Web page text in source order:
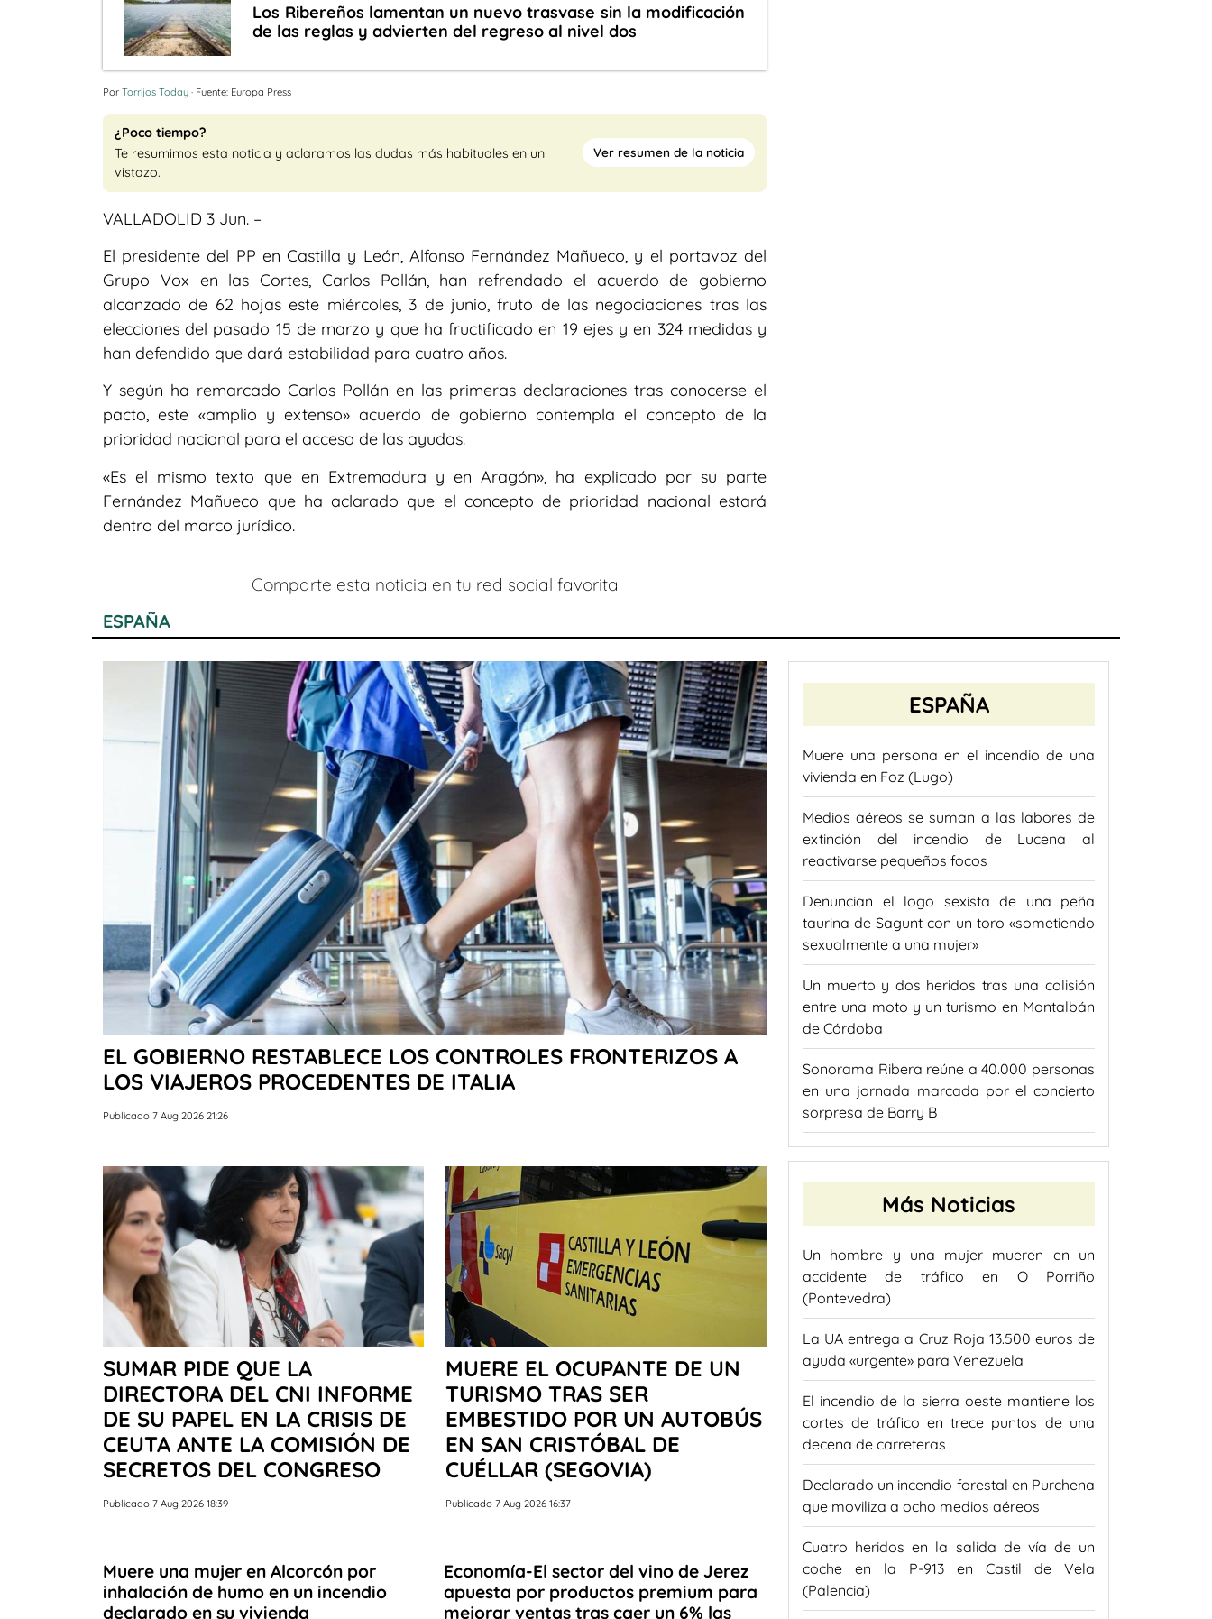
Los Ribereños lamentan un nuevo trasvase sin la modificación
de las reglas y advierten del regreso al nivel dos
Por Torrijos Today · Fuente: Europa Press
¿Poco tiempo?
Te resumimos esta noticia y aclaramos las dudas más habituales en un
vistazo.
Ver resumen de la noticia
VALLADOLID 3 Jun. –
El presidente del PP en Castilla y León, Alfonso Fernández Mañueco, y el portavoz del
Grupo Vox en las Cortes, Carlos Pollán, han refrendado el acuerdo de gobierno
alcanzado de 62 hojas este miércoles, 3 de junio, fruto de las negociaciones tras las
elecciones del pasado 15 de marzo y que ha fructificado en 19 ejes y en 324 medidas y
han defendido que dará estabilidad para cuatro años.
Y según ha remarcado Carlos Pollán en las primeras declaraciones tras conocerse el
pacto, este «amplio y extenso» acuerdo de gobierno contempla el concepto de la
prioridad nacional para el acceso de las ayudas.
«Es el mismo texto que en Extremadura y en Aragón», ha explicado por su parte
Fernández Mañueco que ha aclarado que el concepto de prioridad nacional estará
dentro del marco jurídico.
Comparte esta noticia en tu red social favorita
ESPAÑA
EL GOBIERNO RESTABLECE LOS CONTROLES FRONTERIZOS A
LOS VIAJEROS PROCEDENTES DE ITALIA
Publicado 7 Aug 2026 21:26
SUMAR PIDE QUE LA
DIRECTORA DEL CNI INFORME
DE SU PAPEL EN LA CRISIS DE
CEUTA ANTE LA COMISIÓN DE
SECRETOS DEL CONGRESO
Publicado 7 Aug 2026 18:39
MUERE EL OCUPANTE DE UN
TURISMO TRAS SER
EMBESTIDO POR UN AUTOBÚS
EN SAN CRISTÓBAL DE
CUÉLLAR (SEGOVIA)
Publicado 7 Aug 2026 16:37
Muere una mujer en Alcorcón por
inhalación de humo en un incendio
declarado en su vivienda
Economía-El sector del vino de Jerez
apuesta por productos premium para
mejorar ventas tras caer un 6% las
ESPAÑA
Muere una persona en el incendio de una
vivienda en Foz (Lugo)
Medios aéreos se suman a las labores de
extinción del incendio de Lucena al
reactivarse pequeños focos
Denuncian el logo sexista de una peña
taurina de Sagunt con un toro «sometiendo
sexualmente a una mujer»
Un muerto y dos heridos tras una colisión
entre una moto y un turismo en Montalbán
de Córdoba
Sonorama Ribera reúne a 40.000 personas
en una jornada marcada por el concierto
sorpresa de Barry B
Más Noticias
Un hombre y una mujer mueren en un
accidente de tráfico en O Porriño
(Pontevedra)
La UA entrega a Cruz Roja 13.500 euros de
ayuda «urgente» para Venezuela
El incendio de la sierra oeste mantiene los
cortes de tráfico en trece puntos de una
decena de carreteras
Declarado un incendio forestal en Purchena
que moviliza a ocho medios aéreos
Cuatro heridos en la salida de vía de un
coche en la P-913 en Castil de Vela
(Palencia)